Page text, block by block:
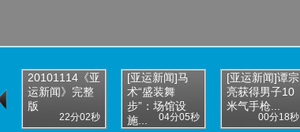
20101114《亚
运新闻》完整
版
22分02秒
[亚运新闻]马
术“盛装舞
步”：场馆设
施...
04分05秒
[亚运新闻]谭宗
亮获得男子10
米气手枪...
00分18秒